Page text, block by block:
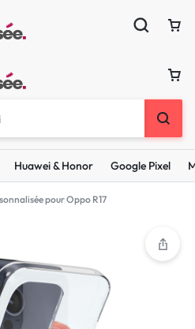
Huawei & Honor Google Pixel
pour Oppo R17